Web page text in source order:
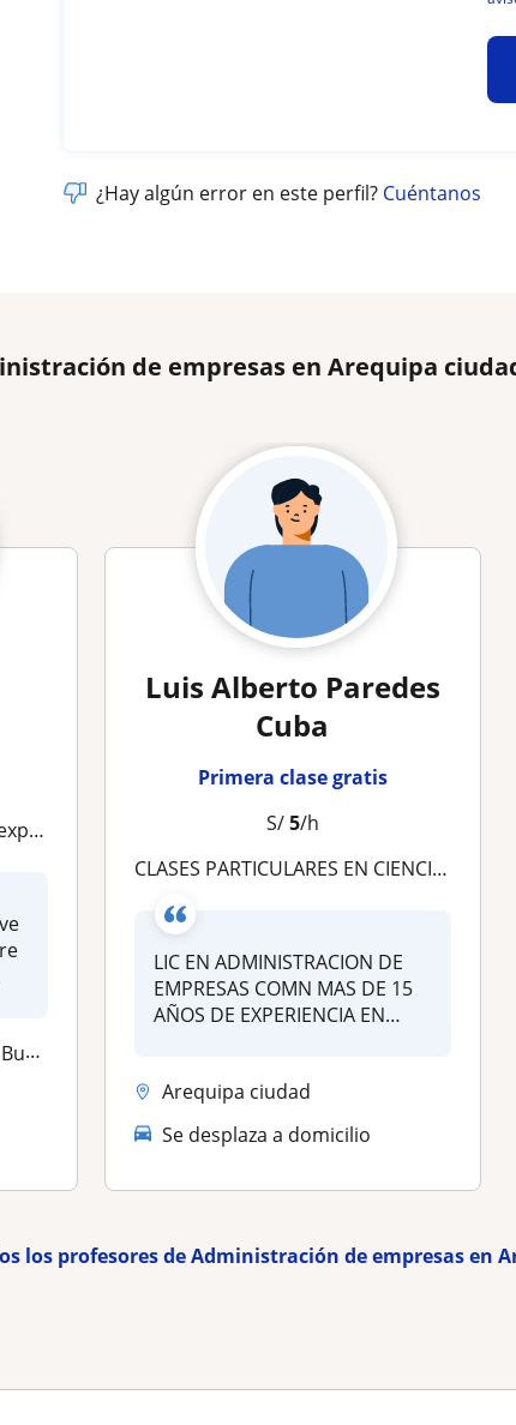
¿Hay algún error en este perfil? Cuéntanos
de empresas en Arequipa
Luis Alberto Paredes
Cuba
Primera clase gratis
S/5/h
CLASES PARTICULARES EN CIENCIAS ECONOMICO ADMINISTRATIVAS
LIC EN ADMINISTRACION DE
EMPRESAS COMN MAS DE 15
AÑOS DE EXPERIENCIA EN
Arequipa ciudad
Se desplaza a domicilio
los profesores de Administración de empresas en